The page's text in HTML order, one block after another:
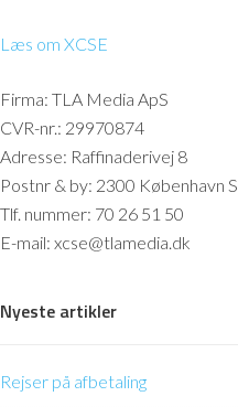
Læs om XCSE
Firma: TLA Media ApS
CVR-nr.: 29970874
Adresse: Raffinaderivej 8
Postnr & by: 2300 København S
Tlf. nummer: 70 26 51 50
E-mail: xcse@tlamedia.dk
Nyeste artikler
Rejser på afbetaling